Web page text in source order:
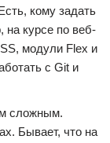
кому задать
курсе по веб-
модули Flex и
с Git и
сложным.
Бывает, что на